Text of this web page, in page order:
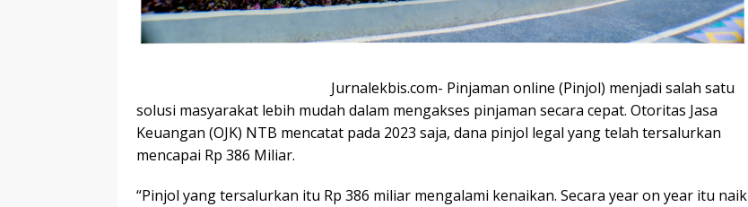
Jurnalekbis.com- Pinjaman online (Pinjol) menjadi salah satu
solusi masyarakat lebih mudah dalam mengakses pinjaman secara cepat. Otoritas Jasa
Keuangan (OJK) NTB mencatat pada 2023 saja, dana pinjol legal yang telah tersalurkan
mencapai Rp 386 Miliar.
“Pinjol yang tersalurkan itu Rp 386 miliar mengalami kenaikan. Secara year on year itu naik